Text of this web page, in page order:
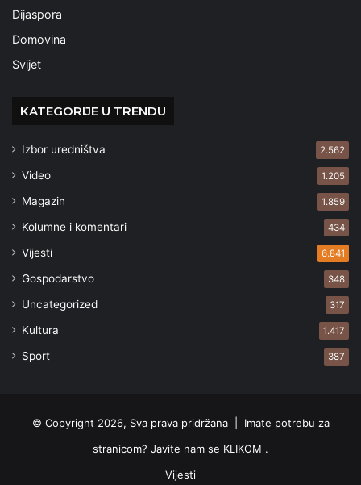
Dijaspora
Domovina
Svijet
KATEGORIJE U TRENDU
Izbor uredništva 2.562
Video 1.205
Magazin 1.859
Kolumne i komentari 434
Vijesti 6.841
Gospodarstvo 348
Uncategorized 317
Kultura 1.417
Sport 387
© Copyright 2026, Sva prava pridržana | Imate potrebu za
stranicom? Javite nam se KLIKOM .
Vijesti